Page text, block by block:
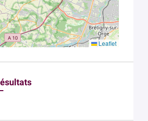
Leaflet